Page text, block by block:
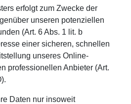
erfolgt zum Zwecke der
unseren potenziellen
(Art. 6 Abs. 1 lit. b
einer sicheren, schnellen
unseres Online-
professionellen Anbieter (Art.
Daten nur insoweit